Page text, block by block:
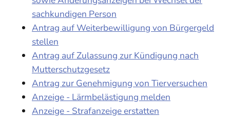
sachkundigen Person
Antrag auf Weiterbewilligung von Bürgergeld
stellen
Antrag auf Zulassung zur Kündigung nach
Mutterschutzgesetz
Antrag zur Genehmigung von Tierversuchen
Anzeige - Lärmbelästigung melden
Anzeige - Strafanzeige erstatten